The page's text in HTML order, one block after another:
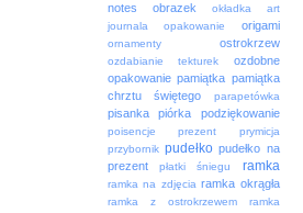
notes
obrazek
okładka art
journala
opakowanie origami
ornamenty ostrokrzew
ozdabianie tekturek
ozdobne
opakowanie pamiątka pamiątka
chrztu świętego
parapetówka
pisanka piórka podziękowanie
poisencje prezent
prymicja
przybornik pudełko pudełko na
prezent
płatki śniegu ramka
ramka na zdjęcia ramka okrągła
ramka z ostrokrzewem ramka